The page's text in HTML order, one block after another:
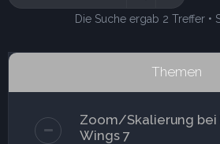
Die Suche ergab 2 Treffer •
Themen
Zoom/Skalierung bei
Wings 7